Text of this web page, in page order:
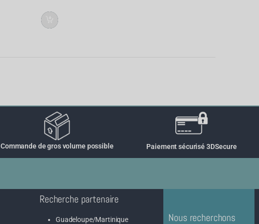
Commande de gros volume possible Paiement sécurisé 3DSecure
Recherche partenaire
Guadeloupe/Martinique Nous recherchons